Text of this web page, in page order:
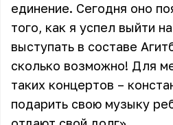
единение. Сегодня оно
того, как я успел выйти
выступать в составе
сколько возможно! Для
таких концертов –
подарить свою музыку